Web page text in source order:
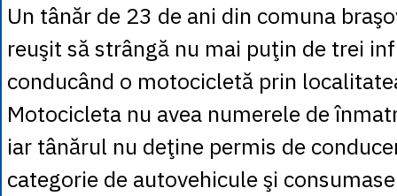
1 MDL= 0.2538
= 0.2227
1 NOK = 0.4191
1 PLN= 1.1646
1 RUB = 0.0530
1 SEK
= 0.4526
1 TRY= 0.1141
1 UAH= 0.1048
1 XDR = 5.9383
1 ZAR = 0.2318
Un tânăr de 23 de ani din comuna
reuşit să strângă nu mai puţin de trei
conducând o motocicletă prin
Motocicleta nu avea numerele de
iar tânărul nu deţine permis de
categorie de autovehicule şi